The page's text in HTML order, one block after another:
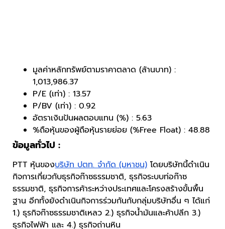
มูลค่าหลักทรัพย์ตามราคาตลาด (ล้านบาท) :
1,013,986.37
P/E (เท่า) : 13.57
P/BV (เท่า) : 0.92
อัตราเงินปันผลตอบแทน (%) : 5.63
%ถือหุ้นของผู้ถือหุ้นรายย่อย (%Free Float) : 48.88
ข้อมูลทั่วไป :
PTT หุ้นของบริษัท ปตท. จำกัด (มหาชน)โดยบริษัทนี้ดำเนิน
กิจการเกี่ยวกับธุรกิจก๊าซธรรมชาติ, ธุรกิจระบบท่อก๊าซ
ธรรมชาติ, ธุรกิจการค้าระหว่างประเทศและโครงสร้างขั้นพื้น
ฐาน อีกทั้งยังดำเนินกิจการร่วมกันกับกลุ่มบริษัทอื่น ๆ ได้แก่
1.) ธุรกิจก๊าซธรรมชาติเหลว 2.) ธุรกิจน้ำมันและค้าปลีก 3.)
ธุรกิจไฟฟ้า และ 4.) ธุรกิจถ่านหิน